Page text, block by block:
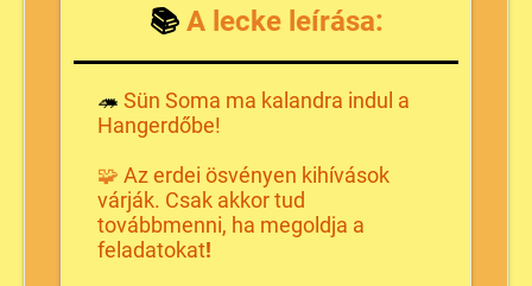
📚 A lecke leírása:
🦔 Sün Soma ma kalandra indul a
Hangerdőbe!
🧩 Az erdei ösvényen kihívások
várják. Csak akkor tud
továbbmenni, ha megoldja a
feladatokat!